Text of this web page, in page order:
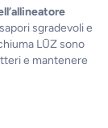
sgradevoli e
LŪZ sono
e mantenere